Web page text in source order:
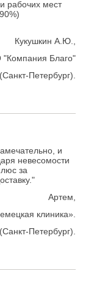
рабочих мест
Кукушкин А.Ю.,
Благо"
(Санкт-Петербург).
и
невесомости
за
Артем,
клиника».
(Санкт-Петербург).